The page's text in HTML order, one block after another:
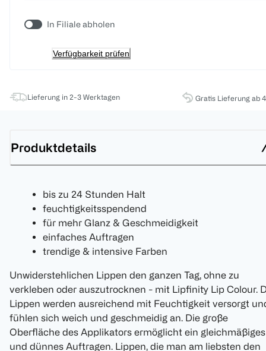
In Filiale abholen
Verfügbarkeit prüfen
Lieferung in 2-3 Werktagen Gratis Lieferung ab
Produktdetails
bis zu 24 Stunden Halt
feuchtigkeitsspendend
für mehr Glanz & Geschmeidigkeit
einfaches Auftragen
trendige & intensive Farben
Unwiderstehlichen Lippen den ganzen Tag, ohne zu
verkleben oder auszutrocknen - mit Lipfinity Lip Colour.
Lippen werden ausreichend mit Feuchtigkeit versorgt
fühlen sich weich und geschmeidig an. Die große
Oberfläche des Applikators ermöglicht ein gleichmäßiges
und dünnes Auftragen. Lippen, die man am liebsten den